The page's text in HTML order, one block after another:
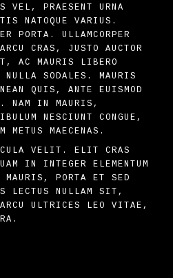
VEL, PRAESENT URNA
NATOQUE VARIUS.
PORTA. ULLAMCORPER
CRAS, JUSTO AUCTOR
AC MAURIS LIBERO
SODALES. MAURIS
QUIS, ANTE EUISMOD
NAM IN MAURIS,
NESCIUNT CONGUE,
METUS MAECENAS.
VELIT. ELIT CRAS
IN INTEGER ELEMENTUM
MAURIS, PORTA ET SED
LECTUS NULLAM SIT,
ULTRICES LEO VITAE,